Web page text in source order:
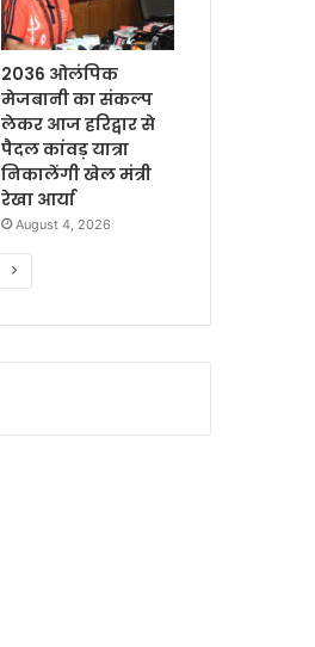
2036 ओलंपिक
मेजबानी का संकल्प
लेकर आज हरिद्वार से
पैदल कांवड़ यात्रा
निकालेंगी खेल मंत्री
रेखा आर्या
August 4, 2026
a